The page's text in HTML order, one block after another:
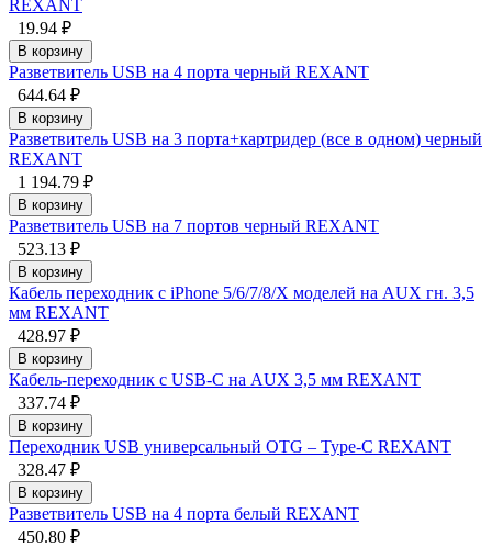
REXANT
19.94 ₽
В корзину
Разветвитель USB на 4 порта черный REXANT
644.64 ₽
В корзину
Разветвитель USB на 3 порта+картридер (все в одном) черный
REXANT
1 194.79 ₽
В корзину
Разветвитель USB на 7 портов черный REXANT
523.13 ₽
В корзину
Кабель переходник с iPhone 5/6/7/8/X моделей на AUX гн. 3,5
мм REXANT
428.97 ₽
В корзину
Кабель-переходник c USB-C на AUX 3,5 мм REXANT
337.74 ₽
В корзину
Переходник USB универсальный OTG – Type-C REXANT
328.47 ₽
В корзину
Разветвитель USB на 4 порта белый REXANT
450.80 ₽